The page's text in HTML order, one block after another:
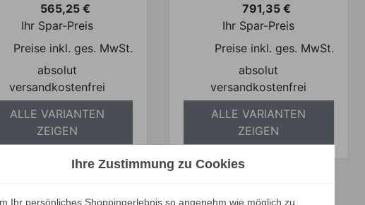
Preis
565,25 €
Ihr Spar-Preis
Preise inkl. ges. MwSt.
absolut
versandkostenfrei
ALLE VARIANTEN
ZEIGEN
Preis
791,35 €
Ihr Spar-Preis
Preise inkl. ges. MwSt.
absolut
versandkostenfrei
ALLE VARIANTEN
ZEIGEN
Ihre Zustimmung zu Cookies
Ihr persönliches Shoppingerlebnis so angenehm wie möglich zu